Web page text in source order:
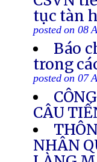
tục tàn
posted on 08
Báo
trong
posted on 07
CÂU
NHÂN